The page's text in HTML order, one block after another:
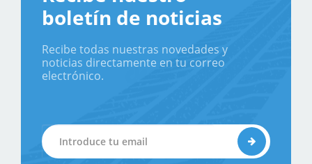
boletín de noticias
Recibe todas nuestras novedades y
noticias directamente en tu correo
electrónico.